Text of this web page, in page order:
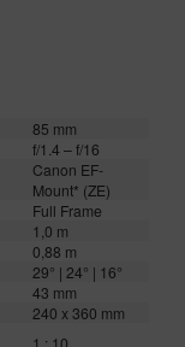
85 mm
f/1.4 – f/16
Canon EF-
Mount* (ZE)
Full Frame
1,0 m
0,88 m
29° | 24° | 16°
43 mm
240 x 360 mm